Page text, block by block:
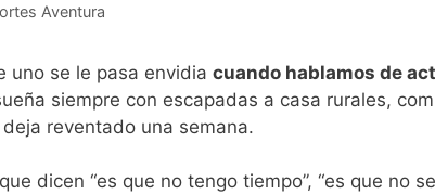
Aventura
uno se le pasa envidia cuando hablamos de
siempre con escapadas a casa rurales,
reventado una semana.
dicen “es que no tengo tiempo”, “es que no